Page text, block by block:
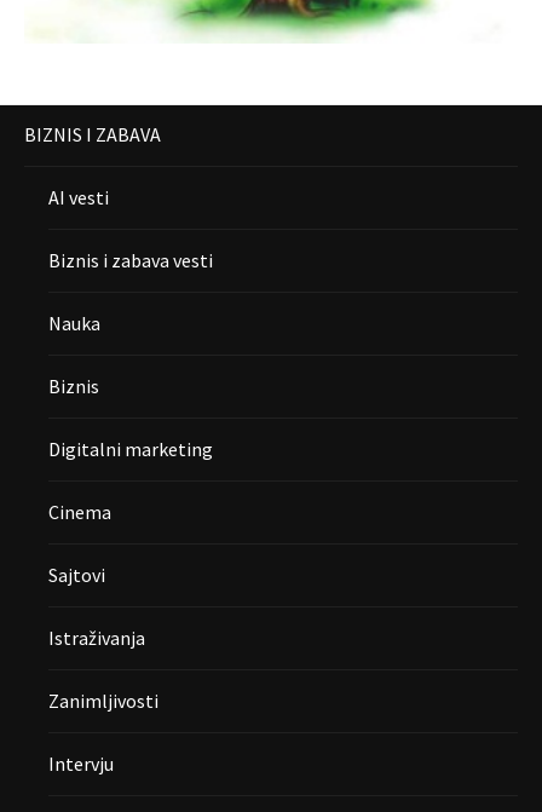
BIZNIS I ZABAVA
AI vesti
Biznis i zabava vesti
Nauka
Biznis
Digitalni marketing
Cinema
Sajtovi
Istraživanja
Zanimljivosti
Intervju